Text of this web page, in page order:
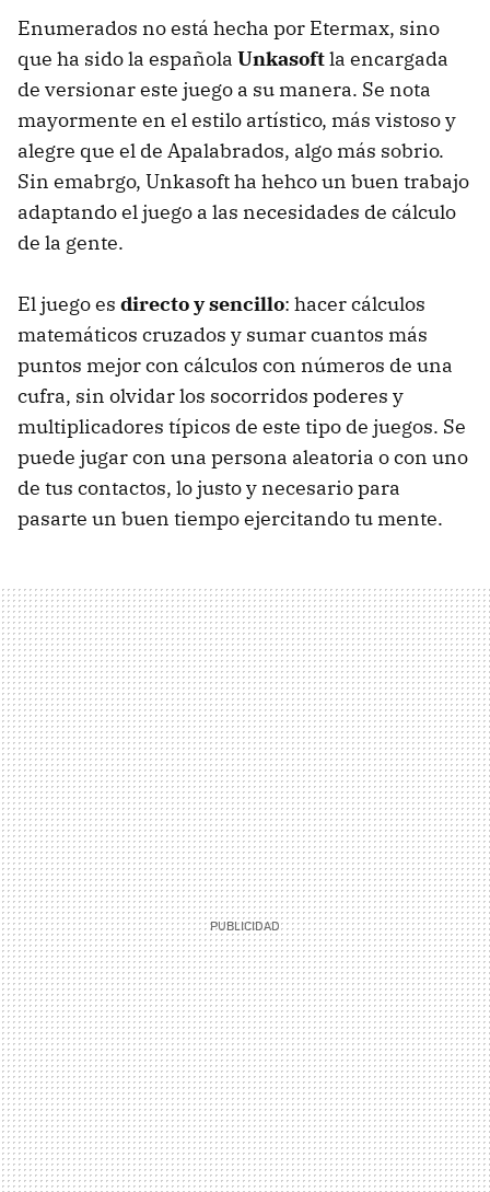
Enumerados no está hecha por Etermax, sino
que ha sido la española Unkasoftla encargada
de versionar este juego a su manera. Se nota
mayormente en el estilo artístico, más vistoso y
alegre que el de Apalabrados, algo más sobrio.
Sin emabrgo, Unkasoft ha hehco un buen trabajo
adaptando el juego a las necesidades de cálculo
de la gente.
El juego es directo y sencillo: hacer cálculos
matemáticos cruzados y sumar cuantos más
puntos mejor con cálculos con números de una
cufra, sin olvidar los socorridos poderes y
multiplicadores típicos de este tipo de juegos. Se
puede jugar con una persona aleatoria o con uno
de tus contactos, lo justo y necesario para
pasarte un buen tiempo ejercitando tu mente.